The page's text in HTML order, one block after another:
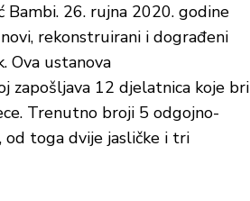
Bambi. 26. rujna 2020. godine
rekonstruirani i dograđeni
Ova ustanova
zapošljava 12 djelatnica koje
Trenutno broji 5 odgojno-
od toga dvije jasličke i tri